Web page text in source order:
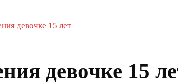
девочке 15 лет
девочке 15